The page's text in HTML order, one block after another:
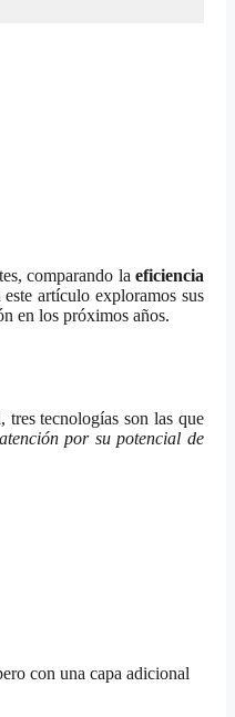
comparando laeficiencia
artículo exploramos sus
en los próximos años.
tecnologías son las que
por su potencial de
con una capa adicional